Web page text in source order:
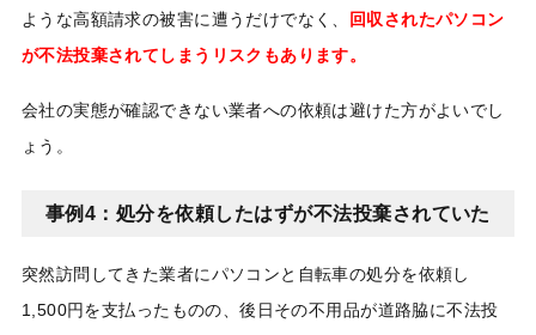
ような高額請求の被害に遭うだけでなく、
回収されたパソコン
が不法投棄されてしまうリスクもあります。
会社の実態が確認できない業者への依頼は避けた方がよいでし
ょう。
事例4：処分を依頼したはずが不法投棄されていた
突然訪問してきた業者にパソコンと自転車の処分を依頼し
1,500円を支払ったものの、後日その不用品が道路脇に不法投